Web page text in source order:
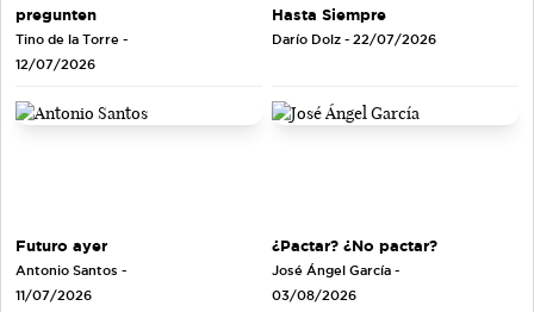
pregunten
Tino de la Torre -
12/07/2026
Hasta Siempre
Darío Dolz - 22/07/2026
Futuro ayer
Antonio Santos -
11/07/2026
¿Pactar? ¿No pactar?
José Ángel García -
03/08/2026